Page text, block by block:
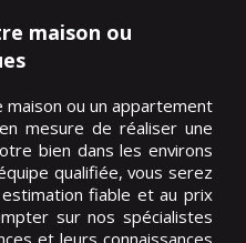
maison ou
maison ou un appartement
mesure de réaliser une
bien dans les environs
qualifiée, vous serez
fiable et au prix
sur nos spécialistes
et leurs connaissances